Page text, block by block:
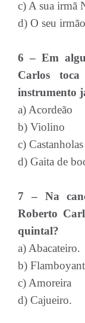
c) A sua irmã
d) O seu
6 – Em
Carlos
instrumento
a) Acordeão
b) Violino
c) Castanholas
d) Gaita de
7 – Na
Roberto
quintal?
a) Abacateiro.
b) Flamboyant
c) Amoreira
d) Cajueiro.